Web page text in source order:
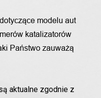
modelu aut
katalizatorów
Państwo zauważą
aktualne zgodnie z